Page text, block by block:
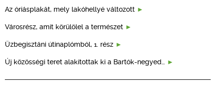
Az óriásplakát, mely lakóhellyé változott
Városrész, amit körülölel a természet
Üzbegisztáni útinaplómból, 1. rész
Új közösségi teret alakítottak ki a Bartók-negyed…